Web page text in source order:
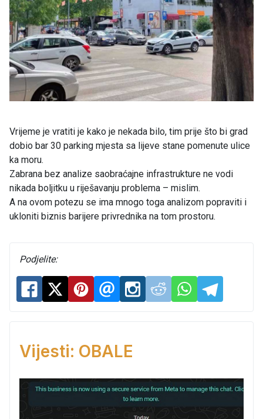
Vrijeme je vratiti je kako je nekada bilo, tim prije što bi grad
dobio bar 30 parking mjesta sa lijeve stane pomenute ulice
ka moru.
Zabrana bez analize saobraćajne infrastrukture ne vodi
nikada boljitku u riješavanju problema – mislim.
A na ovom potezu se ima mnogo toga analizom popraviti i
ukloniti biznis barijere privrednika na tom prostoru.
Podjelite:
Vijesti: OBALE